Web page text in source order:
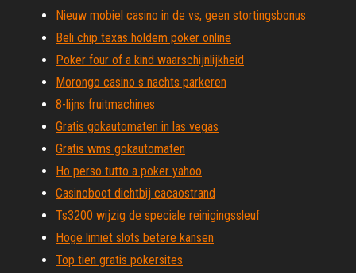
Nieuw mobiel casino in de vs, geen stortingsbonus
Beli chip texas holdem poker online
Poker four of a kind waarschijnlijkheid
Morongo casino s nachts parkeren
8-lijns fruitmachines
Gratis gokautomaten in las vegas
Gratis wms gokautomaten
Ho perso tutto a poker yahoo
Casinoboot dichtbij cacaostrand
Ts3200 wijzig de speciale reinigingssleuf
Hoge limiet slots betere kansen
Top tien gratis pokersites